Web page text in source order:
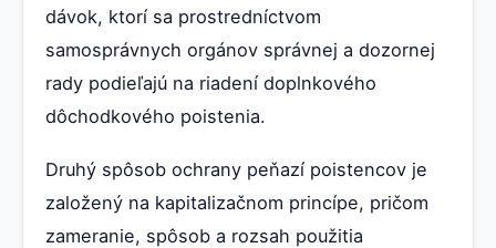
dávok, ktorí sa prostredníctvom
samosprávnych orgánov správnej a dozornej
rady podieľajú na riadení doplnkového
dôchodkového poistenia.
Druhý spôsob ochrany peňazí poistencov je
založený na kapitalizačnom princípe, pričom
zameranie, spôsob a rozsah použitia